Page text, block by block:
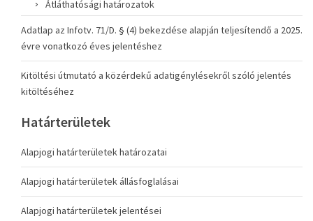
Átláthatósági határozatok
Adatlap az Infotv. 71/D. § (4) bekezdése alapján teljesítendő a 2025.
évre vonatkozó éves jelentéshez
Kitöltési útmutató a közérdekű adatigénylésekről szóló jelentés
kitöltéséhez
Határterületek
Alapjogi határterületek határozatai
Alapjogi határterületek állásfoglalásai
Alapjogi határterületek jelentései